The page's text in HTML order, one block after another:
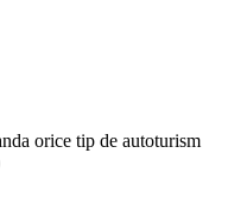
orice tip de autoturism